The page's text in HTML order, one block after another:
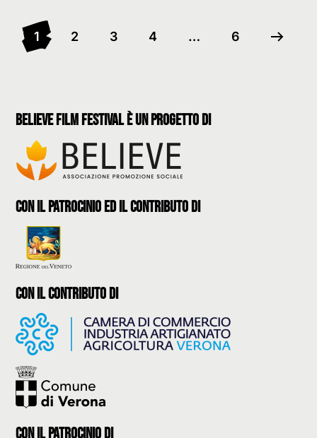
Nuvole
1 2 3 4 … 6
believe film festival è un progetto di
con il patrocinio ed il contributo di
con il contributo di
con il Patrocinio di